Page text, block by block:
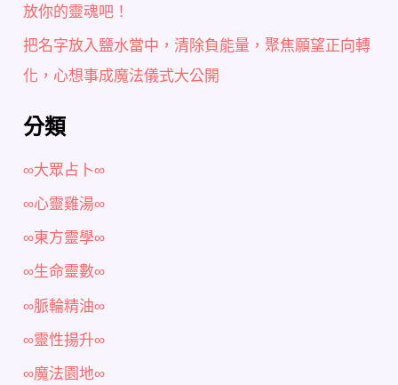
放你的靈魂吧！
把名字放入鹽水當中，清除負能量，聚焦願望正向轉
化，心想事成魔法儀式大公開
分類
∞大眾占卜∞
∞心靈雞湯∞
∞東方靈學∞
∞生命靈數∞
∞脈輪精油∞
∞靈性揚升∞
∞魔法園地∞